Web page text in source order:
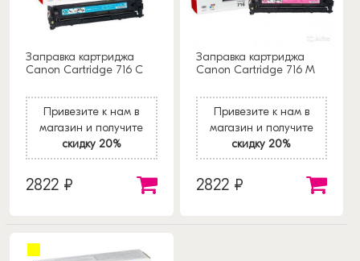
Заправка картриджа
Canon Cartridge 716 C
Привезите к нам в
магазин и получите
скидку 20%
2822 ₽
Заправка картриджа
Canon Cartridge 716 M
Привезите к нам в
магазин и получите
скидку 20%
2822 ₽